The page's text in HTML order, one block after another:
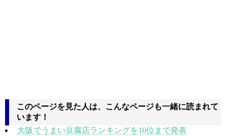
このページを見た人は、こんなページも一緒に読まれて
います！
大阪でうまい豆腐店ランキングを10位まで発表